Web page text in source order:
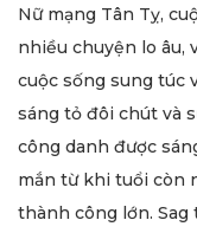
Nữ mạng Tân Tỵ,
nhiều chuyện lo âu,
cuộc sống sung túc
sáng tỏ đôi chút và
công danh được
mắn từ khi tuổi còn
thành công lớn.